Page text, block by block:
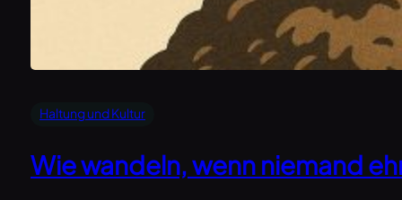
Haltung und Kultur
Wie wandeln, wenn niemand